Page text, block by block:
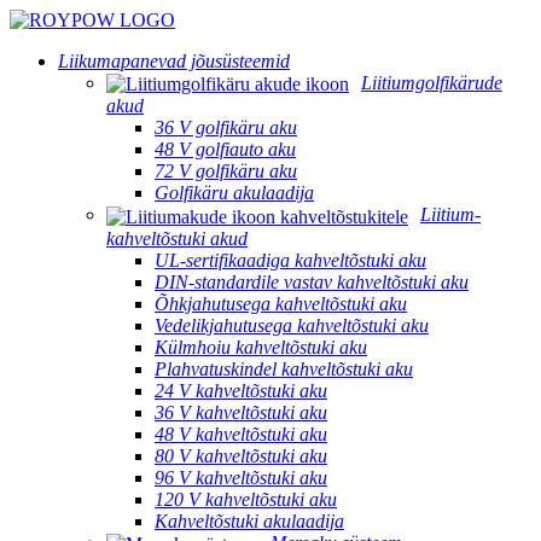
Liikumapanevad jõusüsteemid
Liitiumgolfikärude
akud
36 V golfikäru aku
48 V golfiauto aku
72 V golfikäru aku
Golfikäru akulaadija
Liitium-
kahveltõstuki akud
UL-sertifikaadiga kahveltõstuki aku
DIN-standardile vastav kahveltõstuki aku
Õhkjahutusega kahveltõstuki aku
Vedelikjahutusega kahveltõstuki aku
Külmhoiu kahveltõstuki aku
Plahvatuskindel kahveltõstuki aku
24 V kahveltõstuki aku
36 V kahveltõstuki aku
48 V kahveltõstuki aku
80 V kahveltõstuki aku
96 V kahveltõstuki aku
120 V kahveltõstuki aku
Kahveltõstuki akulaadija